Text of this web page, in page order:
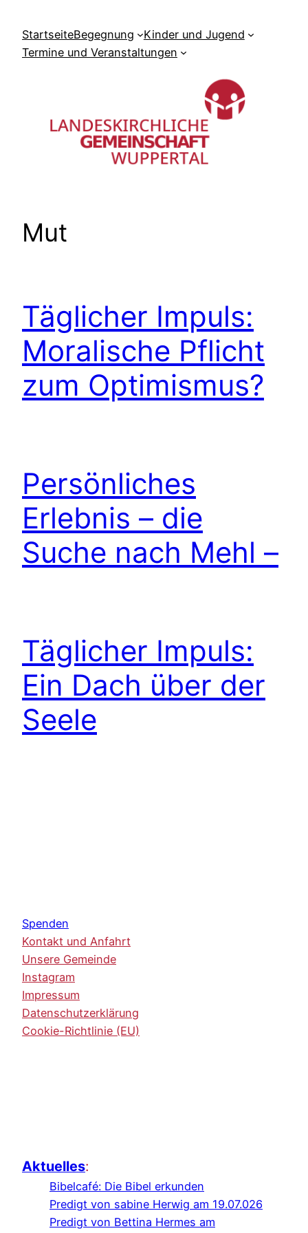
Inhalt
springen
StartseiteBegegnung
Kinder und Jugend
Termine und Veranstaltungen
Mut
Täglicher Impuls:
Moralische Pflicht
zum Optimismus?
Persönliches
Erlebnis – die
Suche nach Mehl –
Täglicher Impuls:
Ein Dach über der
Seele
Spenden
Kontakt und Anfahrt
Unsere Gemeinde
Instagram
Impressum
Datenschutzerklärung
Cookie-Richtlinie (EU)
Aktuelles:
Bibelcafé: Die Bibel erkunden
Predigt von sabine Herwig am 19.07.026
Predigt von Bettina Hermes am